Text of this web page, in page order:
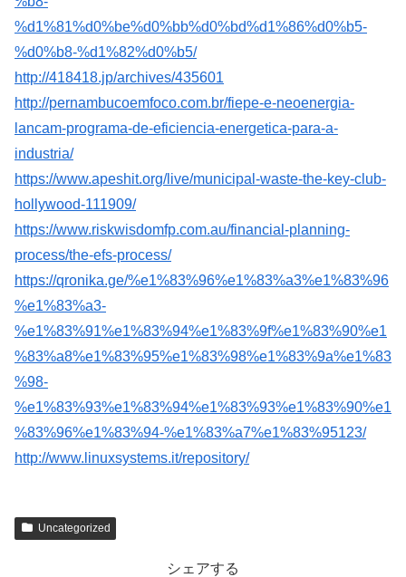
%d1%81%d0%be%d0%bb%d0%bd%d1%86%d0%b5-
%d0%b8-%d1%82%d0%b5/
http://418418.jp/archives/435601
http://pernambucoemfoco.com.br/fiepe-e-neoenergia-
lancam-programa-de-eficiencia-energetica-para-a-
industria/
https://www.apeshit.org/live/municipal-waste-the-key-club-
hollywood-111909/
https://www.riskwisdomfp.com.au/financial-planning-
process/the-efs-process/
https://qronika.ge/%e1%83%96%e1%83%a3%e1%83%96
%e1%83%a3-
%e1%83%91%e1%83%94%e1%83%9f%e1%83%90%e1
%83%a8%e1%83%95%e1%83%98%e1%83%9a%e1%83
%98-
%e1%83%93%e1%83%94%e1%83%93%e1%83%90%e1
%83%96%e1%83%94-%e1%83%a7%e1%83%95123/
http://www.linuxsystems.it/repository/
Uncategorized
シェアする